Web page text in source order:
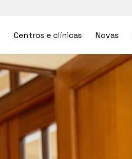
Centros e clínicas Novas